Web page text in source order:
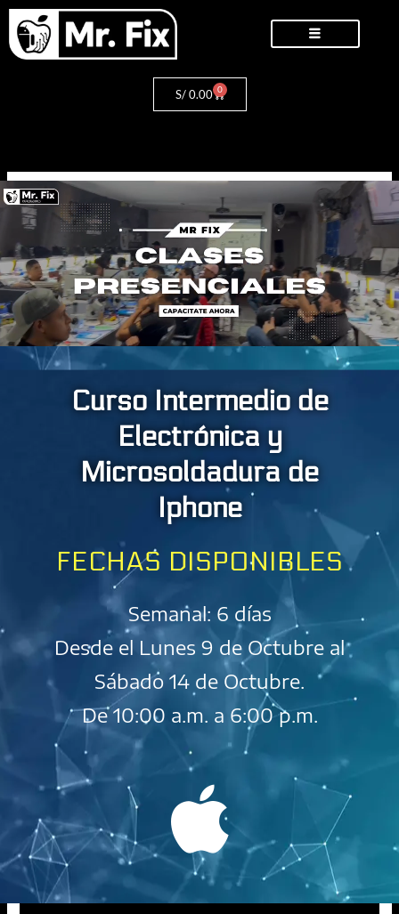
contenido
S/0.00 0
Cart
Curso Intermedio de
Electrónica y
Microsoldadura de
Iphone
FECHAS DISPONIBLES
Semanal: 6 días
Desde el Lunes 9 de Octubre al
Sábado 14 de Octubre.
De 10:00 a.m. a 6:00 p.m.